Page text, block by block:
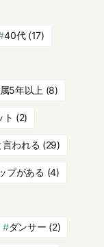
40代(17)
5年以上 (8)
ト (2)
言われる (29)
プがある (4)
ダンサー (2)